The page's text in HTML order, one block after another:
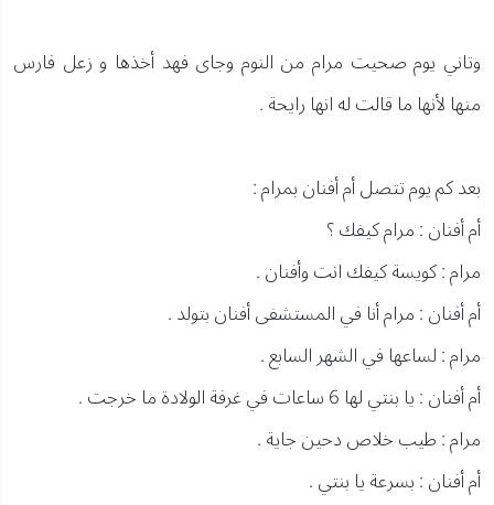
وتاني يوم صحيت مرام من النوم وجاى فهد أخذها و زعل فارس
منها لأنها ما قالت له انها رايحة .
بعد كم يوم تتصل أم أفنان بمرام :
أم أفنان : مرام كيفك ؟
مرام : كويسة كيفك انت وأفنان .
أم أفنان : مرام أنا في المستشفى أفنان بتولد .
مرام : لساعها في الشهر السابع .
أم أفنان : يا بنتي لها 6 ساعات في غرفة الولادة ما خرجت .
مرام : طيب خلاص دحين جاية .
أم أفنان : بسرعة يا بنتي .